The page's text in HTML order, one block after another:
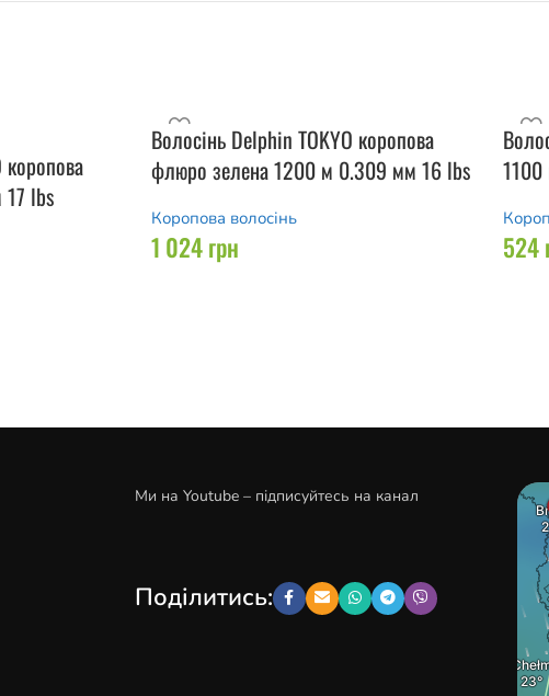
коропова
lbs
Волосінь Delphin TOKYO коропова
флюро зелена 1200 м 0.309 мм 16 lbs
Коропова волосінь
1 024грн 524
Ми на Youtube – підписуйтесь на канал
Поділитись: